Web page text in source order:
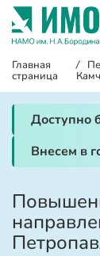
Главная
страница
/
Доступно
Внесем в